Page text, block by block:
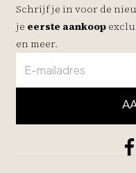
Schrijf je in voor de
je eerste aankoop
en meer.